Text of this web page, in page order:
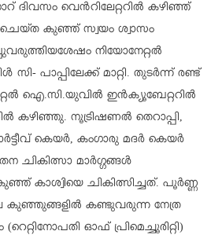
ദിവസം വെന്‍റിലേറ്ററില്‍ കഴിഞ്ഞ്
കുഞ്ഞ് സ്വയം ശ്വാസം
നിയോനേറ്റല്‍
പാപ്പിലേക്ക് മാറ്റി. തുടര്‍ന്ന് രണ്ട്
ഐ.സി.യുവില്‍ ഇന്‍ക്യൂബേറ്ററില്‍
കഴിഞ്ഞു. നൂട്രിഷണല്‍ തെറാപ്പി,
കെയര്‍, കംഗാരു മദര്‍ കെയര്‍
ചികിത്സാ മാര്‍ഗ്ഗങ്ങള്‍
കാശ്വിയെ ചികിത്സിച്ചത്. പൂര്‍ണ്ണ
കുഞ്ഞുങ്ങളില്‍ കണ്ടുവരുന്ന നേത്ര
ഓഫ് പ്രിമെച്ചൂരിറ്റി)